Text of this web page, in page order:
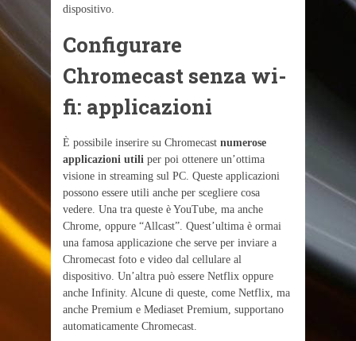
dispositivo.
Configurare
Chromecast senza wi-
fi: applicazioni
È possibile inserire su Chromecast numerose
applicazioni utili per poi ottenere un’ottima
visione in streaming sul PC. Queste applicazioni
possono essere utili anche per scegliere cosa
vedere. Una tra queste è YouTube, ma anche
Chrome, oppure “Allcast”. Quest’ultima è ormai
una famosa applicazione che serve per inviare a
Chromecast foto e video dal cellulare al
dispositivo. Un’altra può essere Netflix oppure
anche Infinity. Alcune di queste, come Netflix, ma
anche Premium e Mediaset Premium, supportano
automaticamente Chromecast.